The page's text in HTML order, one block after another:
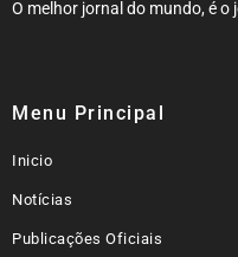
O melhor jornal do mundo, é
Menu Principal
Inicio
Notícias
Publicações Oficiais